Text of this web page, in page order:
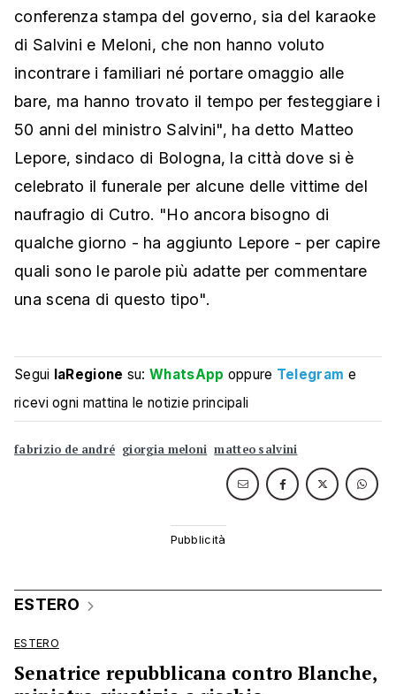
conferenza stampa del governo, sia del karaoke
di Salvini e Meloni, che non hanno voluto
incontrare i familiari né portare omaggio alle
bare, ma hanno trovato il tempo per festeggiare i
50 anni del ministro Salvini", ha detto Matteo
Lepore, sindaco di Bologna, la città dove si è
celebrato il funerale per alcune delle vittime del
naufragio di Cutro. "Ho ancora bisogno di
qualche giorno - ha aggiunto Lepore - per capire
quali sono le parole più adatte per commentare
una scena di questo tipo".
Segui laRegione su:WhatsApp oppure Telegram e
ricevi ogni mattina le notizie principali
fabrizio de andré giorgia meloni matteo salvini
ESTERO
ESTERO
Senatrice repubblicana contro Blanche,